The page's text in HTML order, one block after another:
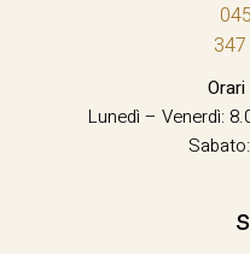
Lunedì – Venerdì: